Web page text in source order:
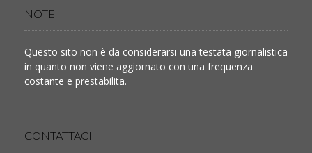
NOTE
Questo sito non è da considerarsi una testata giornalistica
in quanto non viene aggiornato con una frequenza
costante e prestabilita.
CONTATTACI